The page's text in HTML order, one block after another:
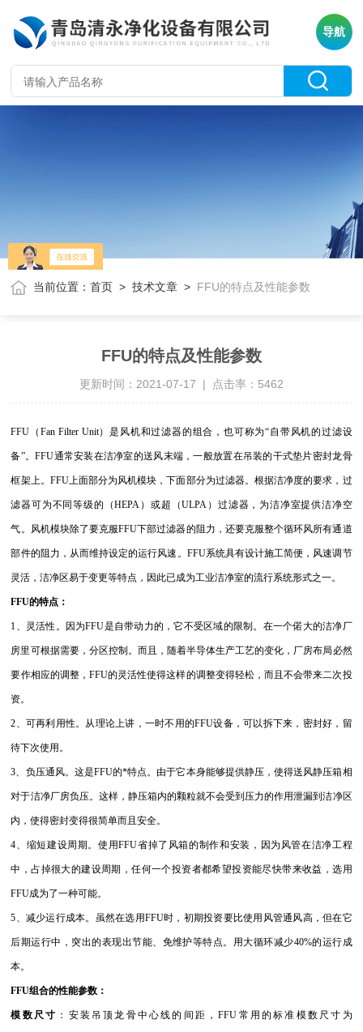
导航
当前位置：首页 >技术文章 > FFU的特点及性能参数
FFU的特点及性能参数
更新时间：2021-07-17 | 点击率：5462
FFU（Fan Filter Unit）是风机和过滤器的组合，也可称为“自带风机的过滤设
备”。FFU通常安装在洁净室的送风末端，一般放置在吊装的干式垫片密封龙骨
框架上。FFU上面部分为风机模块，下面部分为过滤器。根据洁净度的要求，过
滤器可为不同等级的（HEPA）或超（ULPA）过滤器，为洁净室提供洁净空
气。风机模块除了要克服FFU下部过滤器的阻力，还要克服整个循环风所有通道
部件的阻力，从而维持设定的运行风速。FFU系统具有设计施工简便，风速调节
灵活，洁净区易于变更等特点，因此已成为工业洁净室的流行系统形式之一。
FFU的特点：
1、灵活性。因为FFU是自带动力的，它不受区域的限制。在一个偌大的洁净厂
房里可根据需要，分区控制。而且，随着半导体生产工艺的变化，厂房布局必然
要作相应的调整，FFU的灵活性使得这样的调整变得轻松，而且不会带来二次投
资。
2、可再利用性。从理论上讲，一时不用的FFU设备，可以拆下来，密封好，留
待下次使用。
3、负压通风。这是FFU的*特点。由于它本身能够提供静压，使得送风静压箱相
对于洁净厂房负压。这样，静压箱内的颗粒就不会受到压力的作用泄漏到洁净区
内，使得密封变得很简单而且安全。
4、缩短建设周期。使用FFU省掉了风箱的制作和安装，因为风管在洁净工程
中，占掉很大的建设周期，任何一个投资者都希望投资能尽快带来收益，选用
FFU成为了一种可能。
5、减少运行成本。虽然在选用FFU时，初期投资要比使用风管通风高，但在它
后期运行中，突出的表现出节能、 免维护等特点。用大循环减少40%的运行成
本。
FFU组合的性能参数：
模数尺寸 ：安装吊顶龙骨中心线的间距，FFU常用的标准模数尺寸为